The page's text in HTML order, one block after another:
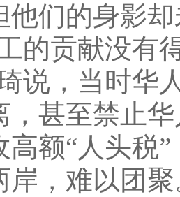
他们的身影
贡献没有得
说，当时华
，甚至禁止
高额“人头税
岸，难以团